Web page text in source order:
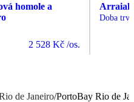
homole a
2 528 Kč /os.
Arraial
Doba
de Janeiro/PortoBay Rio de